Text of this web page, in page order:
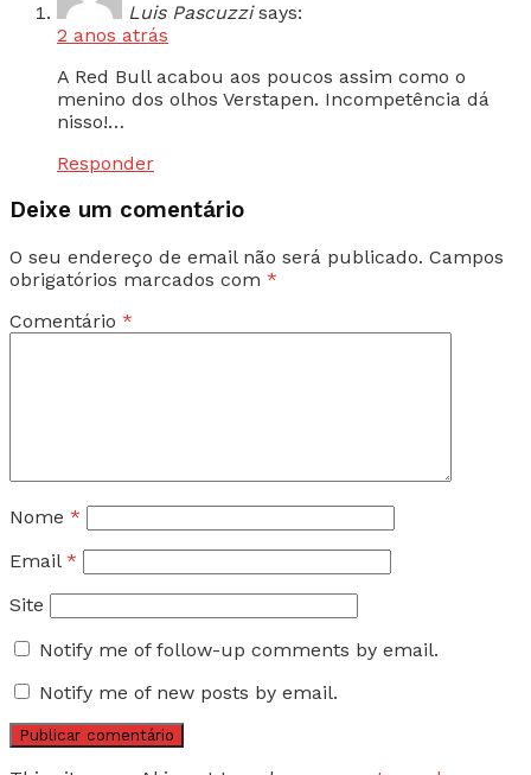
Luis Pascuzzi says:
2 anos atrás
A Red Bull acabou aos poucos assim como o
menino dos olhos Verstapen. Incompetência dá
nisso!…
Responder
Deixe um comentário
O seu endereço de email não será publicado. Campos
obrigatórios marcados com *
Comentário *
Nome *
Email *
Site
Notify me of follow-up comments by email.
Notify me of new posts by email.